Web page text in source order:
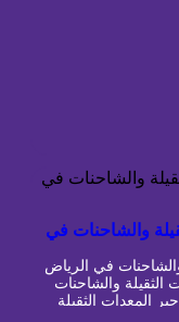
والشاحنات في
في الرياض
الثقيلة والشاحنات
المعدات الثقيلة